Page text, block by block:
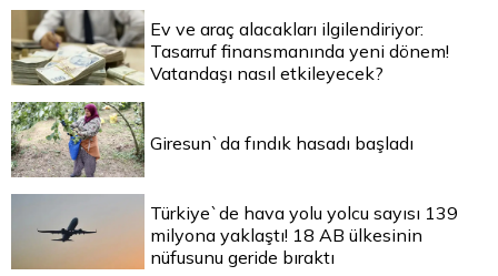
Ev ve araç alacakları ilgilendiriyor:
Tasarruf finansmanında yeni dönem!
Vatandaşı nasıl etkileyecek?
Giresun`da fındık hasadı başladı
Türkiye`de hava yolu yolcu sayısı 139
milyona yaklaştı! 18 AB ülkesinin
nüfusunu geride bıraktı